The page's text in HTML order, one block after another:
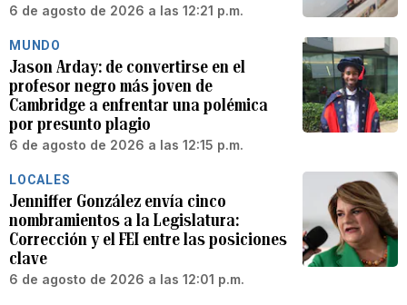
6 de agosto de 2026 a las 12:21 p.m.
MUNDO
Jason Arday: de convertirse en el
profesor negro más joven de
Cambridge a enfrentar una polémica
por presunto plagio
6 de agosto de 2026 a las 12:15 p.m.
LOCALES
Jenniffer González envía cinco
nombramientos a la Legislatura:
Corrección y el FEI entre las posiciones
clave
6 de agosto de 2026 a las 12:01 p.m.